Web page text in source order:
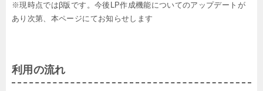
※現時点ではβ版です。今後LP作成機能についてのアップデートが
あり次第、本ページにてお知らせします
利用の流れ